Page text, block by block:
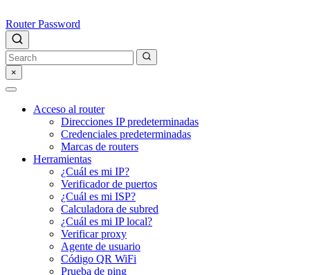
Router Password
×
Acceso al router
Direcciones IP predeterminadas
Credenciales predeterminadas
Marcas de routers
Herramientas
¿Cuál es mi IP?
Verificador de puertos
¿Cuál es mi ISP?
Calculadora de subred
¿Cuál es mi IP local?
Verificar proxy
Agente de usuario
Código QR WiFi
Prueba de ping